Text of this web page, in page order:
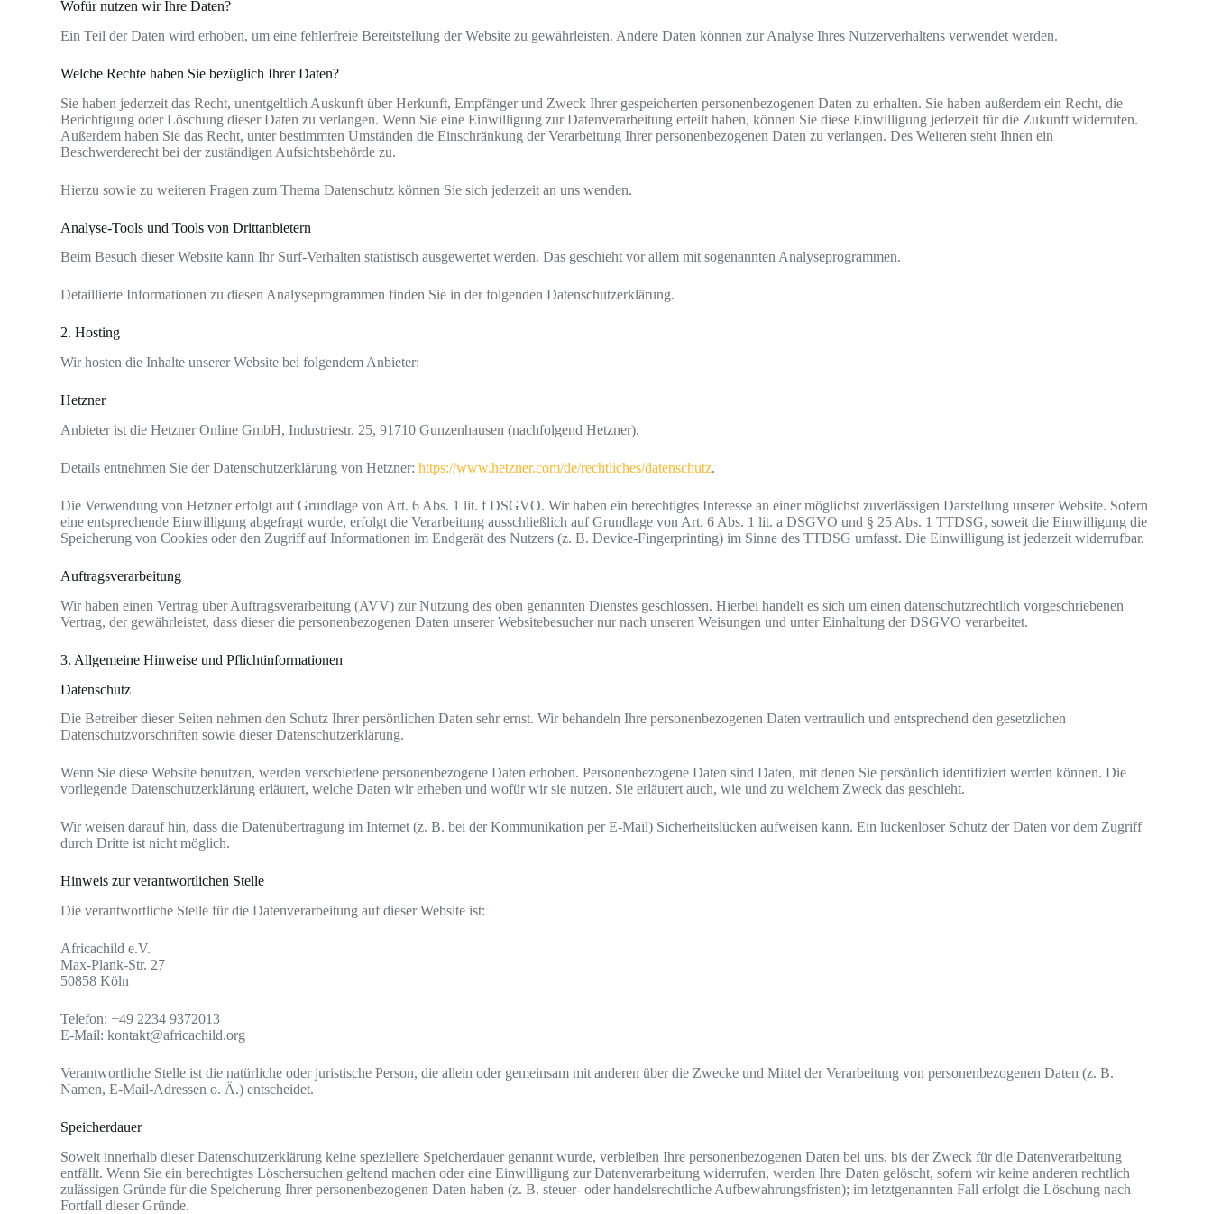
Wofür nutzen wir Ihre Daten?
Ein Teil der Daten wird erhoben, um eine fehlerfreie Bereitstellung der Website zu gewährleisten. Andere Daten können zur Analyse Ihres Nutzerverhaltens verwendet werden.
Welche Rechte haben Sie bezüglich Ihrer Daten?
Sie haben jederzeit das Recht, unentgeltlich Auskunft über Herkunft, Empfänger und Zweck Ihrer gespeicherten personenbezogenen Daten zu erhalten. Sie haben außerdem ein Recht, die
Berichtigung oder Löschung dieser Daten zu verlangen. Wenn Sie eine Einwilligung zur Datenverarbeitung erteilt haben, können Sie diese Einwilligung jederzeit für die Zukunft widerrufen.
Außerdem haben Sie das Recht, unter bestimmten Umständen die Einschränkung der Verarbeitung Ihrer personenbezogenen Daten zu verlangen. Des Weiteren steht Ihnen ein
Beschwerderecht bei der zuständigen Aufsichtsbehörde zu.
Hierzu sowie zu weiteren Fragen zum Thema Datenschutz können Sie sich jederzeit an uns wenden.
Analyse-Tools und Tools von Dritt­anbietern
Beim Besuch dieser Website kann Ihr Surf-Verhalten statistisch ausgewertet werden. Das geschieht vor allem mit sogenannten Analyseprogrammen.
Detaillierte Informationen zu diesen Analyseprogrammen finden Sie in der folgenden Datenschutzerklärung.
2. Hosting
Wir hosten die Inhalte unserer Website bei folgendem Anbieter:
Hetzner
Anbieter ist die Hetzner Online GmbH, Industriestr. 25, 91710 Gunzenhausen (nachfolgend Hetzner).
Details entnehmen Sie der Datenschutzerklärung von Hetzner:https://www.hetzner.com/de/rechtliches/datenschutz.
Die Verwendung von Hetzner erfolgt auf Grundlage von Art. 6 Abs. 1 lit. f DSGVO. Wir haben ein berechtigtes Interesse an einer möglichst zuverlässigen Darstellung unserer Website. Sofern
eine entsprechende Einwilligung abgefragt wurde, erfolgt die Verarbeitung ausschließlich auf Grundlage von Art. 6 Abs. 1 lit. a DSGVO und § 25 Abs. 1 TTDSG, soweit die Einwilligung die
Speicherung von Cookies oder den Zugriff auf Informationen im Endgerät des Nutzers (z. B. Device-Fingerprinting) im Sinne des TTDSG umfasst. Die Einwilligung ist jederzeit widerrufbar.
Auftragsverarbeitung
Wir haben einen Vertrag über Auftragsverarbeitung (AVV) zur Nutzung des oben genannten Dienstes geschlossen. Hierbei handelt es sich um einen datenschutzrechtlich vorgeschriebenen
Vertrag, der gewährleistet, dass dieser die personenbezogenen Daten unserer Websitebesucher nur nach unseren Weisungen und unter Einhaltung der DSGVO verarbeitet.
3. Allgemeine Hinweise und Pflicht­informationen
Datenschutz
Die Betreiber dieser Seiten nehmen den Schutz Ihrer persönlichen Daten sehr ernst. Wir behandeln Ihre personenbezogenen Daten vertraulich und entsprechend den gesetzlichen
Datenschutzvorschriften sowie dieser Datenschutzerklärung.
Wenn Sie diese Website benutzen, werden verschiedene personenbezogene Daten erhoben. Personenbezogene Daten sind Daten, mit denen Sie persönlich identifiziert werden können. Die
vorliegende Datenschutzerklärung erläutert, welche Daten wir erheben und wofür wir sie nutzen. Sie erläutert auch, wie und zu welchem Zweck das geschieht.
Wir weisen darauf hin, dass die Datenübertragung im Internet (z. B. bei der Kommunikation per E-Mail) Sicherheitslücken aufweisen kann. Ein lückenloser Schutz der Daten vor dem Zugriff
durch Dritte ist nicht möglich.
Hinweis zur verantwortlichen Stelle
Die verantwortliche Stelle für die Datenverarbeitung auf dieser Website ist:
Africachild e.V.
Max-Plank-Str. 27
50858 Köln
Telefon: +49 2234 9372013
E-Mail:kontakt@africachild.org
Verantwortliche Stelle ist die natürliche oder juristische Person, die allein oder gemeinsam mit anderen über die Zwecke und Mittel der Verarbeitung von personenbezogenen Daten (z. B.
Namen, E-Mail-Adressen o. Ä.) entscheidet.
Speicherdauer
Soweit innerhalb dieser Datenschutzerklärung keine speziellere Speicherdauer genannt wurde, verbleiben Ihre personenbezogenen Daten bei uns, bis der Zweck für die Datenverarbeitung
entfällt. Wenn Sie ein berechtigtes Löschersuchen geltend machen oder eine Einwilligung zur Datenverarbeitung widerrufen, werden Ihre Daten gelöscht, sofern wir keine anderen rechtlich
zulässigen Gründe für die Speicherung Ihrer personenbezogenen Daten haben (z. B. steuer- oder handelsrechtliche Aufbewahrungsfristen); im letztgenannten Fall erfolgt die Löschung nach
Fortfall dieser Gründe.